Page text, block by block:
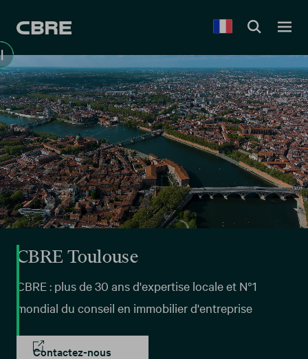
CBRE Toulouse
CBRE : plus de 30 ans d'expertise locale et N°1
mondial du conseil en immobilier d'entreprise
Contactez-nous